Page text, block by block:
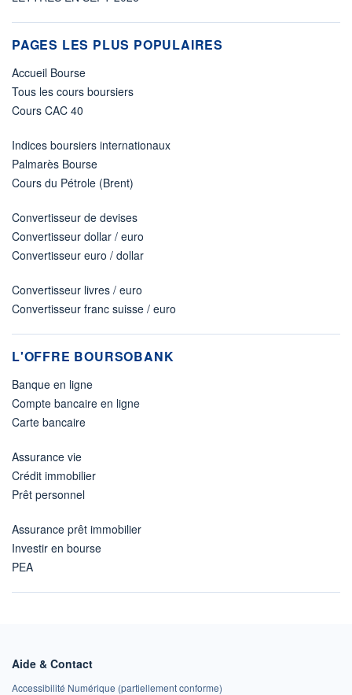
PAGES LES PLUS POPULAIRES
Accueil Bourse
Tous les cours boursiers
Cours CAC 40
Indices boursiers internationaux
Palmarès Bourse
Cours du Pétrole (Brent)
Convertisseur de devises
Convertisseur dollar / euro
Convertisseur euro / dollar
Convertisseur livres / euro
Convertisseur franc suisse / euro
L'OFFRE BOURSOBANK
Banque en ligne
Compte bancaire en ligne
Carte bancaire
Assurance vie
Crédit immobilier
Prêt personnel
Assurance prêt immobilier
Investir en bourse
PEA
Aide & Contact
Accessibilité Numérique (partiellement conforme)